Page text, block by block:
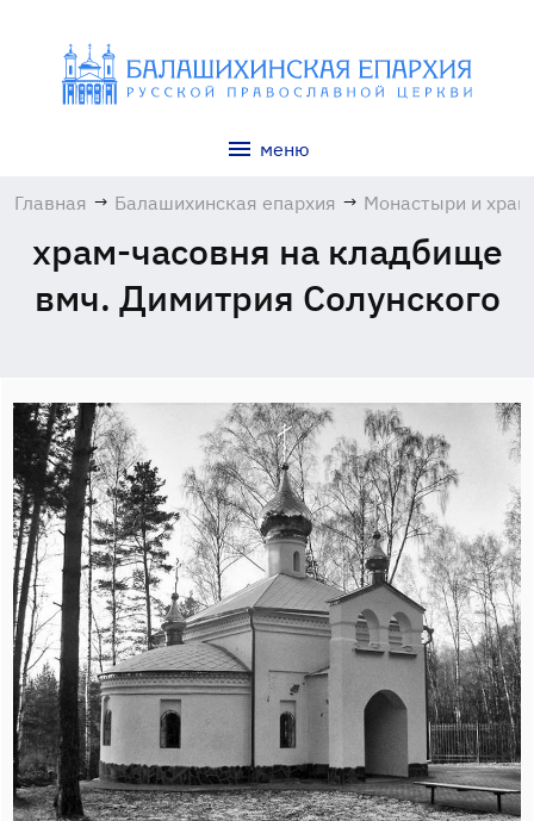
меню
Главная → Балашихинская епархия → Монастыри и
храм-часовня на кладбище
вмч. Димитрия Солунского